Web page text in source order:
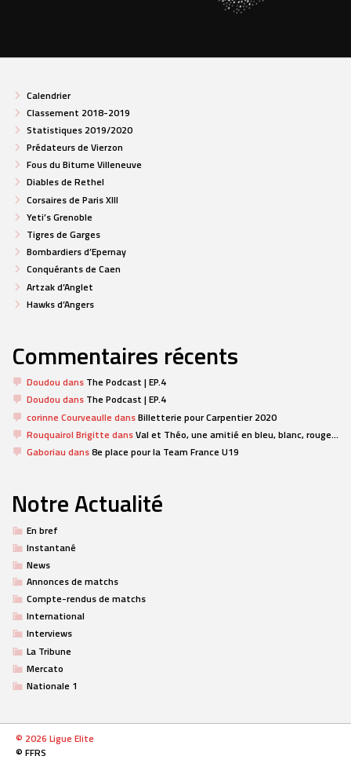
Calendrier
Classement 2018-2019
Statistiques 2019/2020
Prédateurs de Vierzon
Fous du Bitume Villeneuve
Diables de Rethel
Corsaires de Paris XIII
Yeti’s Grenoble
Tigres de Garges
Bombardiers d’Epernay
Conquérants de Caen
Artzak d’Anglet
Hawks d’Angers
Commentaires récents
Doudou dans The Podcast | EP.4
Doudou dans The Podcast | EP.4
corinne Courveaulle dansBilletterie pour Carpentier 2020
Rouquairol Brigitte dansVal et Théo, une amitié en bleu, blanc, rouge…
Gaboriau dans8e place pour la Team France U19
Notre Actualité
En bref
Instantané
News
Annonces de matchs
Compte-rendus de matchs
International
Interviews
La Tribune
Mercato
Nationale 1
© 2026 Ligue Elite
© FFRS